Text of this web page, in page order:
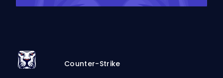
Counter-Strike